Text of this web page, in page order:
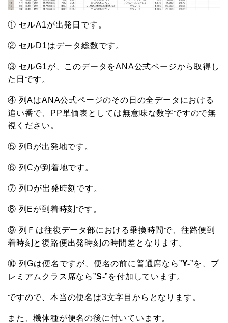
① セルA1が出発日です。
② セルD1はデータ総数です。
③ セルG1が、このデータをANA公式ページから取得し
た日です。
④ 列AはANA公式ページのその日の全データにおける
追い番で、PP単価表としては無意味な数字ですので無
視ください。
⑤ 列Bが出発地です。
⑥ 列Cが到着地です。
⑦ 列Dが出発時刻です。
⑧ 列Eが到着時刻です。
⑨ 列Ｆは往復データ部における乗換時間で、往路便到
着時刻と復路便出発時刻の時間差となります。
⑩ 列Gは便名ですが、便名の前に普通席なら”Y-”を、プ
レミアムクラス席なら”S-”を付加しています。
ですので、本当の便名は3文字目からとなります。
また、機体種が便名の後に付いています。